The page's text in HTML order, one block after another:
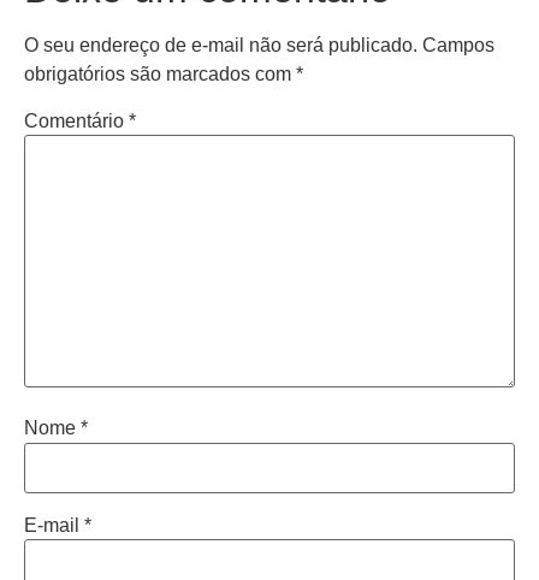
O seu endereço de e-mail não será publicado. Campos
obrigatórios são marcados com *
Comentário *
Nome *
E-mail *